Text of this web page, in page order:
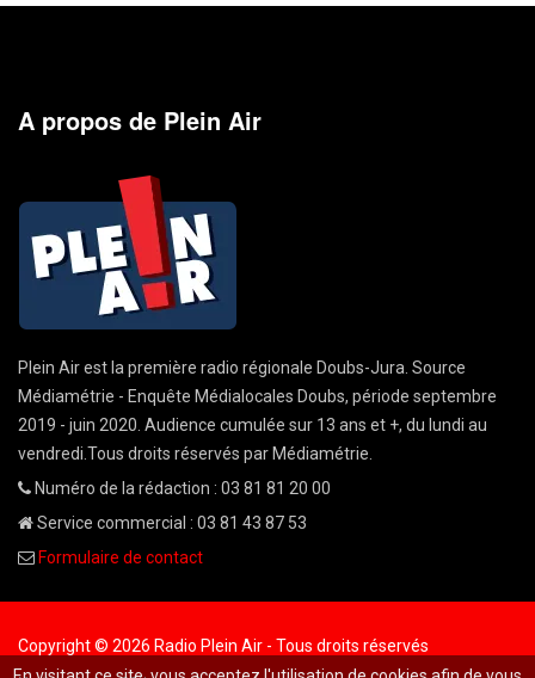
A propos de Plein Air
Plein Air est la première radio régionale Doubs-Jura. Source
Médiamétrie - Enquête Médialocales Doubs, période septembre
2019 - juin 2020. Audience cumulée sur 13 ans et +, du lundi au
vendredi.Tous droits réservés par Médiamétrie.
Numéro de la rédaction : 03 81 81 20 00
Service commercial : 03 81 43 87 53
Formulaire de contact
Copyright © 2026 Radio Plein Air - Tous droits réservés